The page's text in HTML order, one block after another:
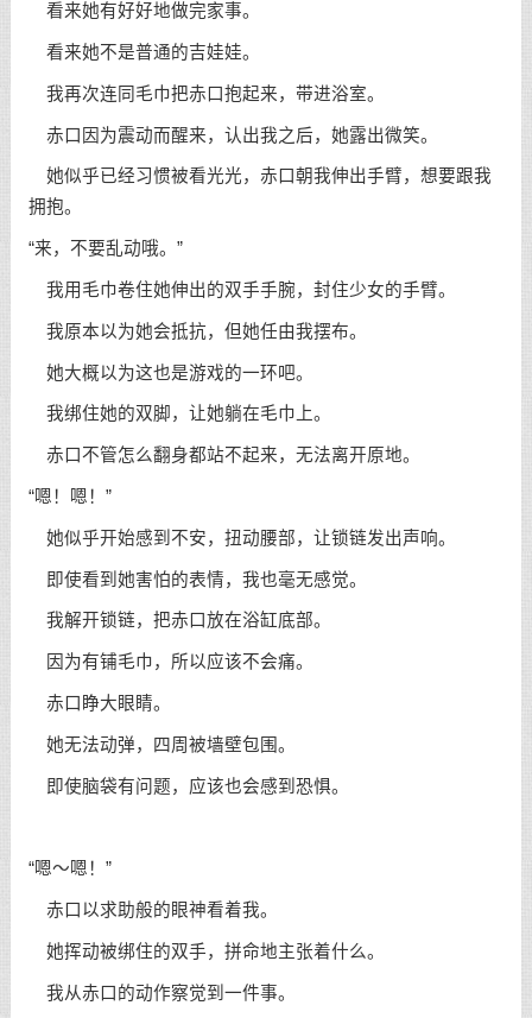
看来她有好好地做完家事。
看来她不是普通的吉娃娃。
我再次连同毛巾把赤口抱起来，带进浴室。
赤口因为震动而醒来，认出我之后，她露出微笑。
她似乎已经习惯被看光光，赤口朝我伸出手臂，想要跟我
拥抱。
“来，不要乱动哦。”
我用毛巾卷住她伸出的双手手腕，封住少女的手臂。
我原本以为她会抵抗，但她任由我摆布。
她大概以为这也是游戏的一环吧。
我绑住她的双脚，让她躺在毛巾上。
赤口不管怎么翻身都站不起来，无法离开原地。
“嗯！嗯！”
她似乎开始感到不安，扭动腰部，让锁链发出声响。
即使看到她害怕的表情，我也毫无感觉。
我解开锁链，把赤口放在浴缸底部。
因为有铺毛巾，所以应该不会痛。
赤口睁大眼睛。
她无法动弹，四周被墙壁包围。
即使脑袋有问题，应该也会感到恐惧。
“嗯～嗯！”
赤口以求助般的眼神看着我。
她挥动被绑住的双手，拼命地主张着什么。
我从赤口的动作察觉到一件事。